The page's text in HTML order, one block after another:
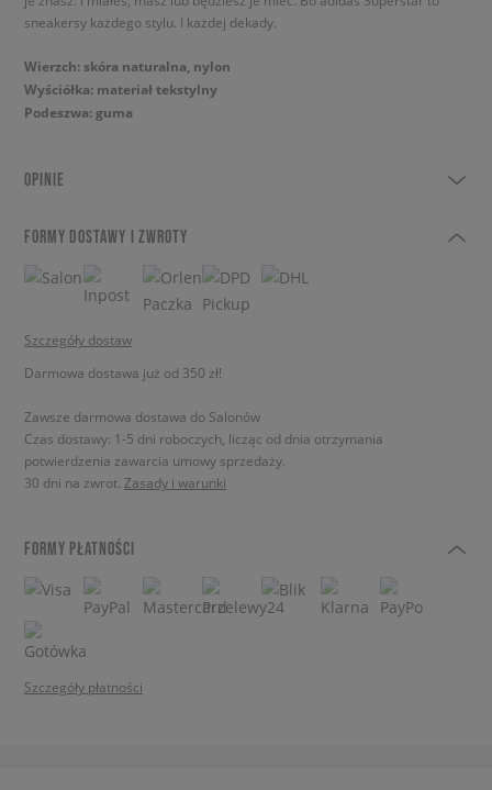
sneakersy każdego stylu. I każdej dekady.
Wierzch: skóra naturalna, nylon
Wyściółka: materiał tekstylny
Podeszwa: guma
OPINIE
FORMY DOSTAWY I ZWROTY
Szczegóły dostaw
Darmowa dostawa już od 350 zł!
Zawsze darmowa dostawa do Salonów
Czas dostawy: 1-5 dni roboczych, licząc od dnia otrzymania
potwierdzenia zawarcia umowy sprzedaży.
30 dni na zwrot. Zasady i warunki
FORMY PŁATNOŚCI
Szczegóły płatności